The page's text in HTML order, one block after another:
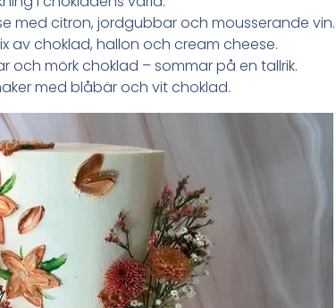
med citron, jordgubbar och mousserande vin.
av choklad, hallon och cream cheese.
och mörk choklad – sommar på en tallrik.
med blåbär och vit choklad.